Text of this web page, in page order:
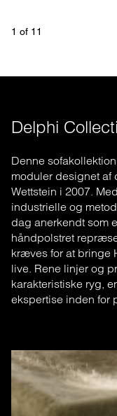
1 of 11
Delphi
Denne
moduler designet af
Wettstein i 2007.
industrielle og
dag anerkendt som
håndpolstret
kræves for at bringe
live. Rene linjer og
karakteristiske ryg,
ekspertise inden for